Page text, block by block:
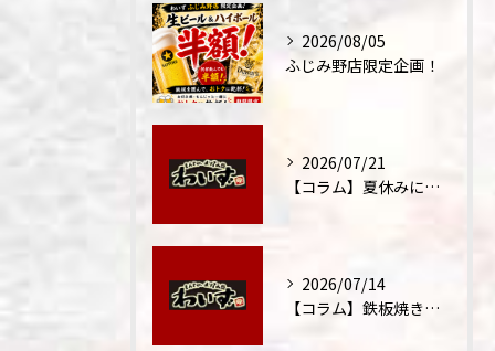
2026/08/05
ふじみ野店限定企画！
2026/07/21
【コラム】夏休みに家族外食が増える理由
2026/07/14
【コラム】鉄板焼きが"コミュニケーション飯"と呼ばれる理由